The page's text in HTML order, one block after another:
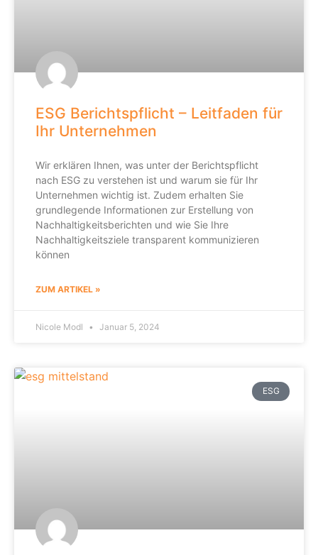
ESG Berichtspflicht – Leitfaden für
Ihr Unternehmen
Wir erklären Ihnen, was unter der Berichtspflicht
nach ESG zu verstehen ist und warum sie für Ihr
Unternehmen wichtig ist. Zudem erhalten Sie
grundlegende Informationen zur Erstellung von
Nachhaltigkeitsberichten und wie Sie Ihre
Nachhaltigkeitsziele transparent kommunizieren
können
ZUM ARTIKEL »
Nicole Modl Januar 5, 2024
ESG